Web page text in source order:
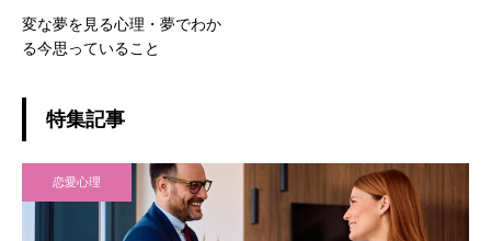
変な夢を見る心理・夢でわか
る今思っていること
特集記事
恋愛心理